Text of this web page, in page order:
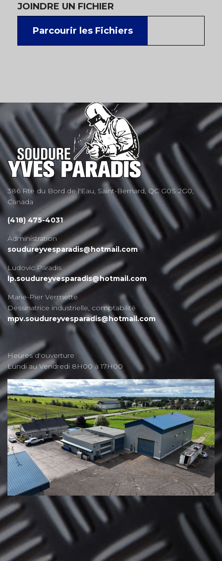
JOINDRE UN FICHIER
Parcourir les Fichiers
386 Rte du Bord de l'Eau, Saint-Bernard, QC G0S 2G0,
Canada
(418) 475-4031
Administration
soudureyvesparadis@hotmail.com
Ludovic Paradis
lp.soudureyvesparadis@hotmail.com
Marie-Pier Vermette
Dessinatrice industrielle, comptabilité
mpv.soudureyvesparadis@hotmail.com
Heures d'ouverture
Lundi au Vendredi 8H00 à 17H00